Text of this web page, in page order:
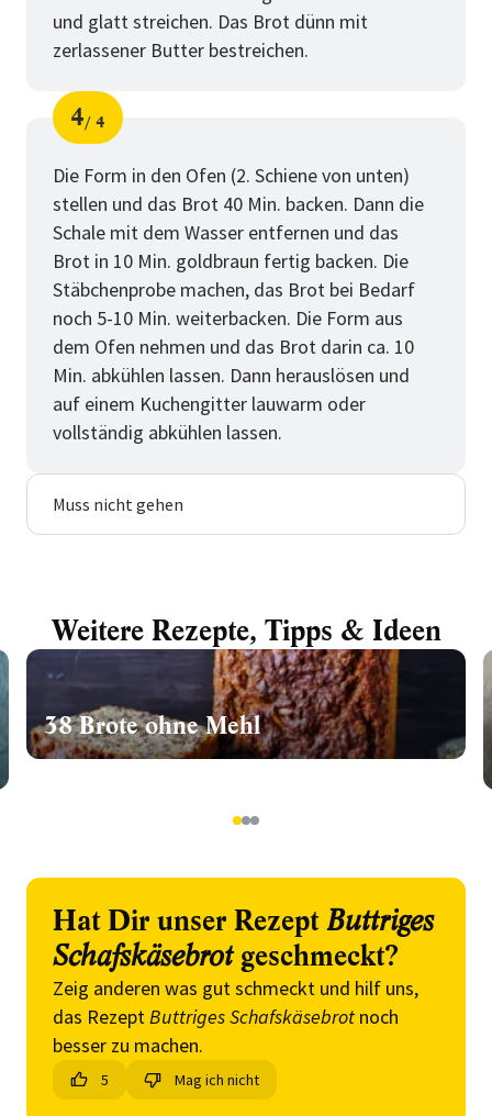
und glatt streichen. Das Brot dünn mit
zerlassener Butter bestreichen.
Schritt
4
von
4
Die Form in den Ofen (2. Schiene von unten)
stellen und das Brot 40 Min. backen. Dann die
Schale mit dem Wasser entfernen und das
Brot in 10 Min. goldbraun fertig backen. Die
Stäbchenprobe machen, das Brot bei Bedarf
noch 5-10 Min. weiterbacken. Die Form aus
dem Ofen nehmen und das Brot darin ca. 10
Min. abkühlen lassen. Dann herauslösen und
auf einem Kuchengitter lauwarm oder
vollständig abkühlen lassen.
Muss nicht gehen
Weitere Rezepte, Tipps & Ideen
38 Brote ohne Mehl
123
Hat Dir unser Rezept Buttriges
Schafskäsebrotgeschmeckt?
Zeig anderen was gut schmeckt und hilf uns,
das RezeptButtriges Schafskäsebrot noch
besser zu machen.
5 Mag ich nicht